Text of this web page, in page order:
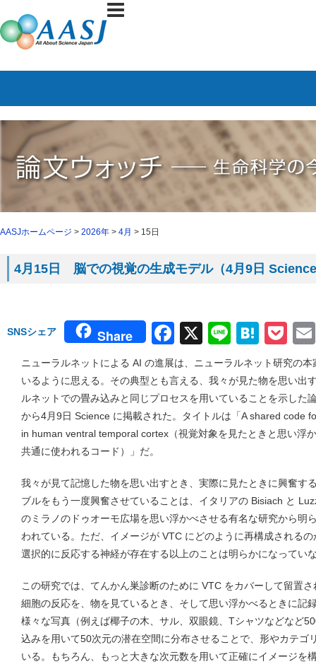
AASJホームページ > 2026年 > 4月 > 15日
4月15日 脳での視覚の生成モデル（4月9日
SNSシェア Share Facebook
X Line
ニューラルネットによる AI の進展は、ニューラルネット研究の
いるように思える。その典型とも言える、我々が見た物を思い出
ルネットでの畳み込みと同じプロセスを用いていることを示した
から4月9日 Science に掲載された。タイトルは「A shared code
in human ventral temporal cortex（視覚対象を見たときと思い浮
共通に使われるコード）」だ。
我々が見て記憶した物を思い出すとき、実際に見たときに興奮す
ブルをもう一度興奮させていることは、イタリアの Bisiach と
のミラノのドゥオーモ広場を思い浮かべさせる有名な研究から明
われている。ただ、イメージが VTC にどのように再構成される
選択的に反応する神経が存在する以上のことは明らかになってい
この研究では、てんかん巣診断のために VTC をカバーして留置
細胞の反応を、物を見ているとき、そして思い浮かべるときに記
様々な写真（例えば椰子の木、サル、双眼鏡、Tシャツなどなど
込みを用いて50次元の潜在空間に分布させることで、形やカテゴ
いる。もちろん、もっと大きな次元数を用いて正確にイメージを